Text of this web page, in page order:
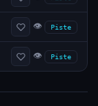
👁 Piste
👁 Piste